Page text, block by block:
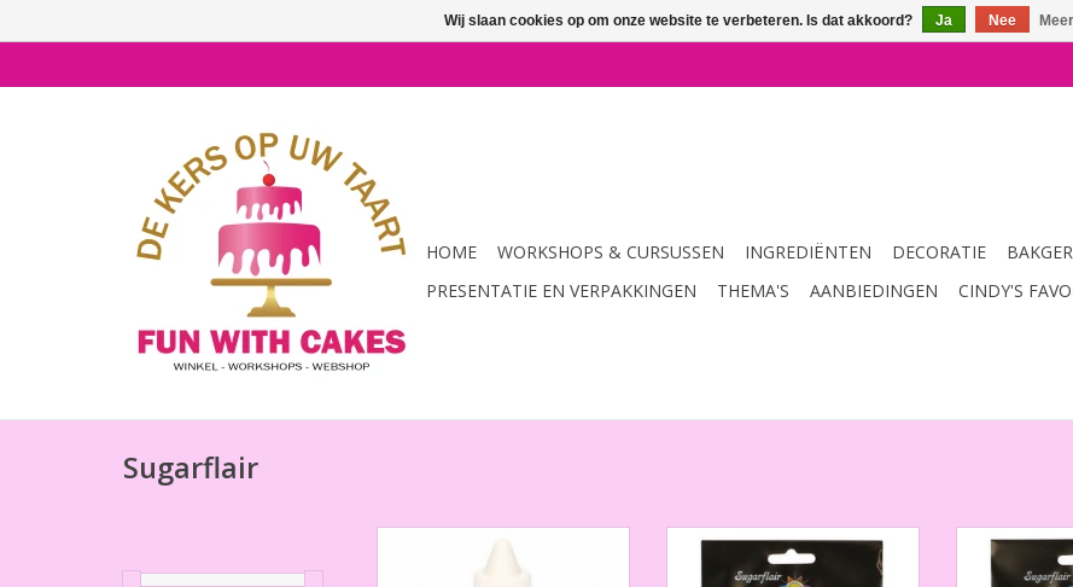
HOME WORKSHOPS & CURSUSSEN INGREDIËNTEN DECORATIE
PRESENTATIE EN VERPAKKINGEN
THEMA'S AANBIEDINGEN CINDY'S
Sugarflair
TOEVOEGEN AAN WINKELWAGEN
Eetbaar Bladgoud 24 Karaat
Transfer
Eetbaar
TOEVOEGEN
Wij slaan cookies op om onze website te verbeteren. Is dat akkoord? Ja Nee